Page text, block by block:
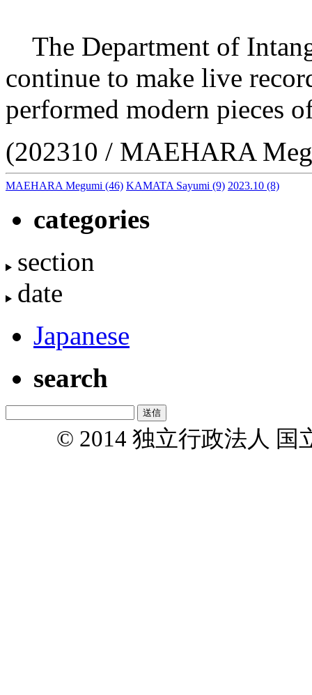
The Department of
continue to make live
performed modern pieces
(202310 / MAEHARA
MAEHARA Megumi (46) KAMATA Sayumi (9) 2023.10 (8)
categories
section
date
Japanese
search
© 2014 独立行政法人 国